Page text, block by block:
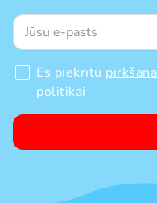
Es piekrītu
politikai